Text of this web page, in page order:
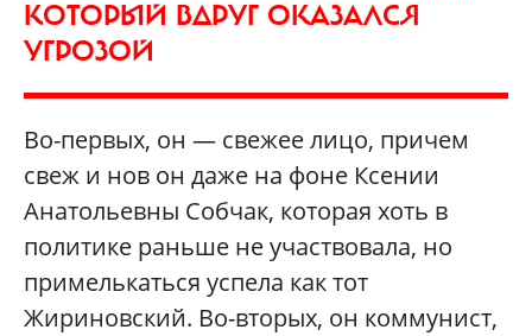
КОТОРЫЙ ВДРУГ ОКАЗАЛСЯ
УГРОЗОЙ
Во-первых, он — свежее лицо, причем
свеж и нов он даже на фоне Ксении
Анатольевны Собчак, которая хоть в
политике раньше не участвовала, но
примелькаться успела как тот
Жириновский. Во-вторых, он коммунист,